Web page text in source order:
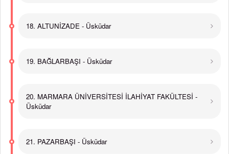
18. ALTUNİZADE - Üsküdar
19. BAĞLARBAŞI - Üsküdar
20. MARMARA ÜNİVERSİTESİ İLAHİYAT FAKÜLTESİ -
Üsküdar
21. PAZARBAŞI - Üsküdar